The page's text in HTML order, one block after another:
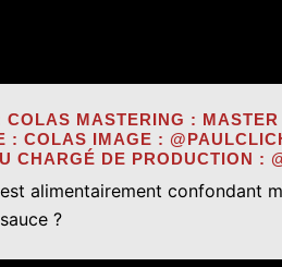
MASTERING :
COLAS IMAGE :
CHARGÉ DE PRODUCTION :
alimentairement confondant
?